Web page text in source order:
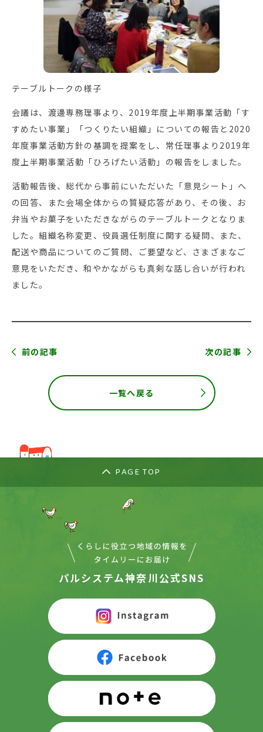
テーブルトークの様子
会議は、渡邊専務理事より、2019年度上半期事業活動「す
すめたい事業」「つくりたい組織」についての報告と2020
年度事業活動方針の基調を提案をし、常任理事より2019年
度上半期事業活動「ひろげたい活動」の報告をしました。
活動報告後、総代から事前にいただいた「意見シート」へ
の回答、また会場全体からの質疑応答があり、その後、お
弁当やお菓子をいただきながらのテーブルトークとなりま
した。組織名称変更、役員選任制度に関する疑問、また、
配送や商品についてのご質問、ご要望など、さまざまなご
意見をいただき、和やかながらも真剣な話し合いが行われ
ました。
前の記事 次の記事
一覧へ戻る
PAGE TOP
パルシステム神奈川公式SNS